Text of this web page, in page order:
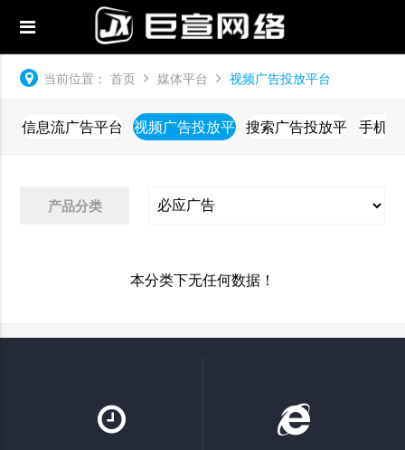
当前位置： 首页 媒体平台 视频广告投放平台
信息流广告平台
视频广告投放平
搜索广告投放平
手机
产品分类
本分类下无任何数据！